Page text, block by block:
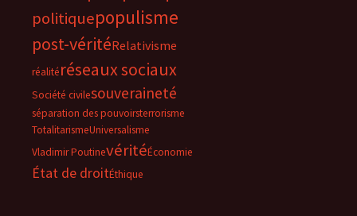
politiquepopulisme
post-véritéRelativisme
réalitéréseaux sociaux
Société civilesouveraineté
séparation des pouvoirsterrorisme
TotalitarismeUniversalisme
Vladimir PoutinevéritéÉconomie
État de droitÉthique